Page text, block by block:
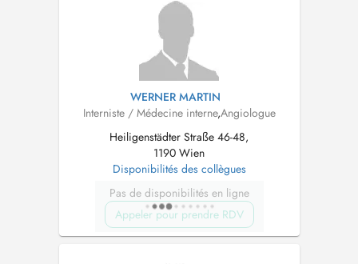
WERNER MARTIN
Interniste / Médecine interne,Angiologue
Heiligenstädter Straße 46-48,
1190 Wien
Disponibilités des collègues
Pas de disponibilités en ligne
Appeler pour prendre RDV